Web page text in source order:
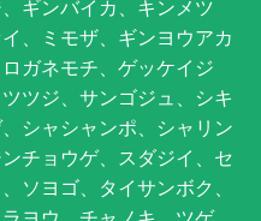
ギンバイカ、キンメツ
、ミモザ、ギンヨウアカ
ガネモチ、ゲッケイジ
ツジ、サンゴジュ、シキ
シャシャンポ、シャリン
チョウゲ、スダジイ、セ
ソヨゴ、タイサンボク、